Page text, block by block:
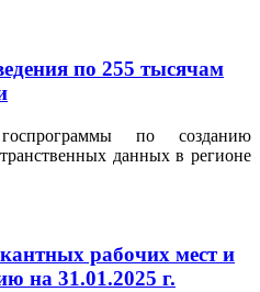
по 255 тысячам
по созданию
данных в регионе
рабочих мест и
на 31.01.2025 г.